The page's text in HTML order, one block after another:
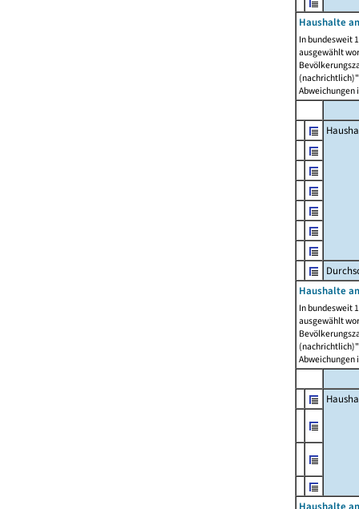
Haushalte
In bundesweit
ausgewählt
Abweichungen
Haushalte
In bundesweit
ausgewählt
Abweichungen
Haushalte